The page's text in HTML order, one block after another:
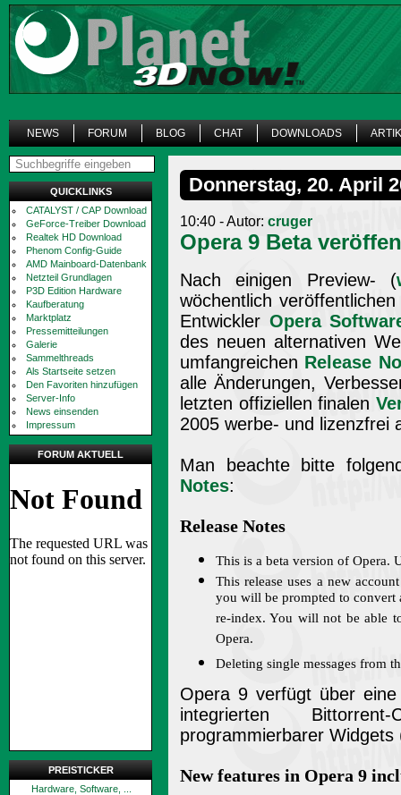
NEWS FORUM BLOG CHAT DOWNLOADS
QUICKLINKS
CATALYST / CAP Download
GeForce-Treiber Download
Realtek HD Download
Phenom Config-Guide
AMD Mainboard-Datenbank
Netzteil Grundlagen
P3D Edition Hardware
Kaufberatung
Marktplatz
Pressemitteilungen
Galerie
Sammelthreads
Als Startseite setzen
Den Favoriten hinzufügen
Server-Info
News einsenden
Impressum
FORUM AKTUELL
PREISTICKER
Hardware, Software, ...
Donnerstag, 20. April
10:40 - Autor: cruger
Opera 9 Beta
Nach einigen Preview- (
wöchentlich
Entwickler Opera
des neuen alternativen
umfangreichen Release
alle Änderungen,
letzten offiziellen finalen
2005 werbe- und lizenzfrei
Man beachte bitte
Notes:
Release Notes
This is a beta version of Opera.
This release uses a new
you will be prompted to
re-index. You will not be able
Opera.
Deleting single messages from
Opera 9 verfügt über
integrierten
programmierbarer Widgets
New features in Opera 9